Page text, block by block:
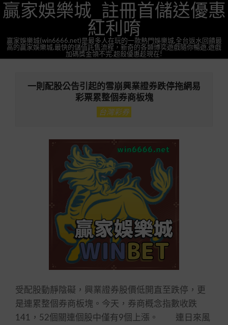
Skip
to贏家娛樂城_註冊首儲送優惠
紅利唷
贏家娛樂城(win6666.net)是最多人在玩的一款熱門娛樂城,全台返水回饋最
高的贏家娛樂城,最快的儲值託售流程，新奇的各類博奕遊戲隨你暢遊,遊戲
加碼獎金領不完.超殺優惠趁現在!
一則配股公告引起的雪崩興業證券跌停拖網易
彩票累整個券商板塊
台灣彩券
受配股動靜陰礙，興業證券股價低開直至跌停，更
是連累整個券商板塊。今天，券商概念指數收跌
141，52個關連個股中僅有9個上漲。 連日來風